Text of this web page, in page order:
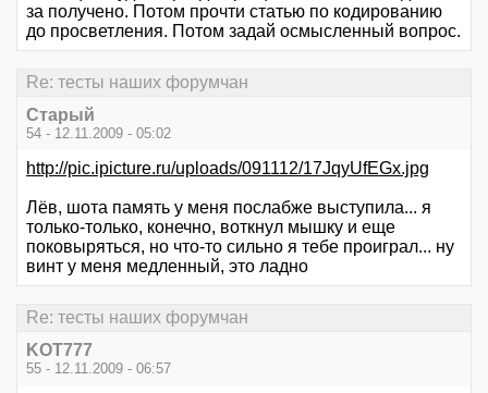
за получено. Потом прочти статью по кодированию
до просветления. Потом задай осмысленный вопрос.
Re: тесты наших форумчан
Старый
54 - 12.11.2009 - 05:02
http://pic.ipicture.ru/uploads/091112/17JqyUfEGx.jpg
Лёв, шота память у меня послабже выступила... я
только-только, конечно, воткнул мышку и еще
поковыряться, но что-то сильно я тебе проиграл... ну
винт у меня медленный, это ладно
Re: тесты наших форумчан
KOT777
55 - 12.11.2009 - 06:57